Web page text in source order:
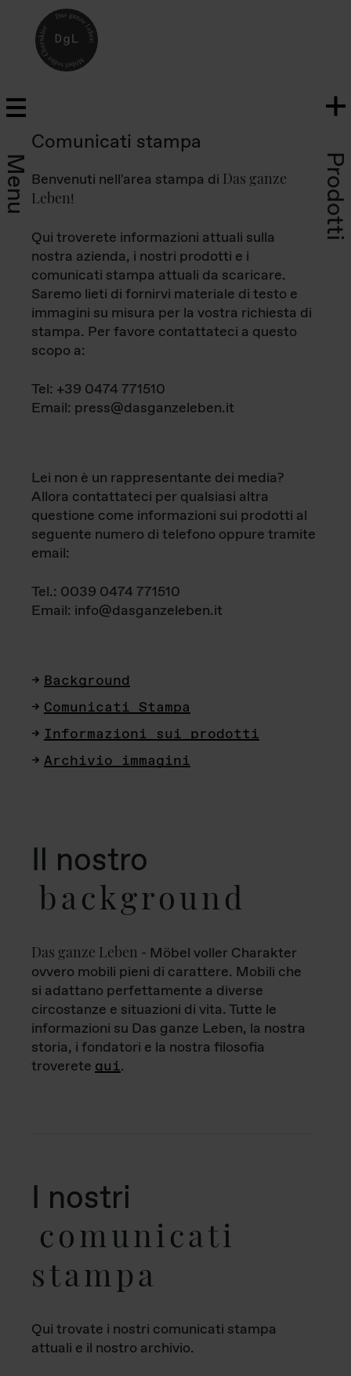
Menu Prodotti
Comunicati stampa
Benvenuti nell'area stampa di Das ganze
Leben!
Qui troverete informazioni attuali sulla
nostra azienda, i nostri prodotti e i
comunicati stampa attuali da scaricare.
Saremo lieti di fornirvi materiale di testo e
immagini su misura per la vostra richiesta di
stampa. Per favore contattateci a questo
scopo a:
Tel: +39 0474 771510
Email: press@dasganzeleben.it
Lei non è un rappresentante dei media?
Allora contattateci per qualsiasi altra
questione come informazioni sui prodotti al
seguente numero di telefono oppure tramite
email:
Tel.: 0039 0474 771510
Email: info@dasganzeleben.it
Background
Comunicati Stampa
Informazioni sui prodotti
Archivio immagini
Il nostro
background
Das ganze Leben - Möbel voller Charakter
ovvero mobili pieni di carattere. Mobili che
si adattano perfettamente a diverse
circostanze e situazioni di vita. Tutte le
informazioni su Das ganze Leben, la nostra
storia, i fondatori e la nostra filosofia
troverete qui.
I nostri
comunicati
stampa
Qui trovate i nostri comunicati stampa
attuali e il nostro archivio.